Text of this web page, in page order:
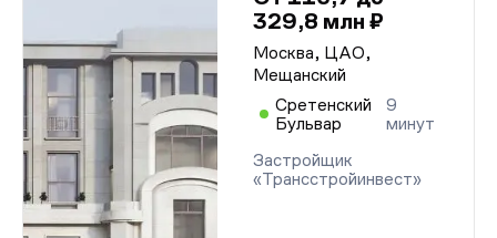
329,8 млн ₽
Москва, ЦАО,
Мещанский
Сретенский
Бульвар
9
минут
Застройщик
«Трансстройинвест»